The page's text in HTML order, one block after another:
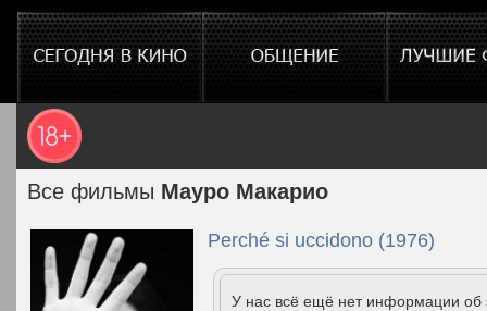
Все фильмы Мауро Макарио
Perché si uccidono (1976)
У нас всё ещё нет информации